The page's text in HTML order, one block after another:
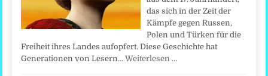
das sich in der Zeit der
Kämpfe gegen Russen,
Polen und Türken für die
Freiheit ihres Landes aufopfert. Diese Geschichte hat
Generationen von Lesern…Weiterlesen …